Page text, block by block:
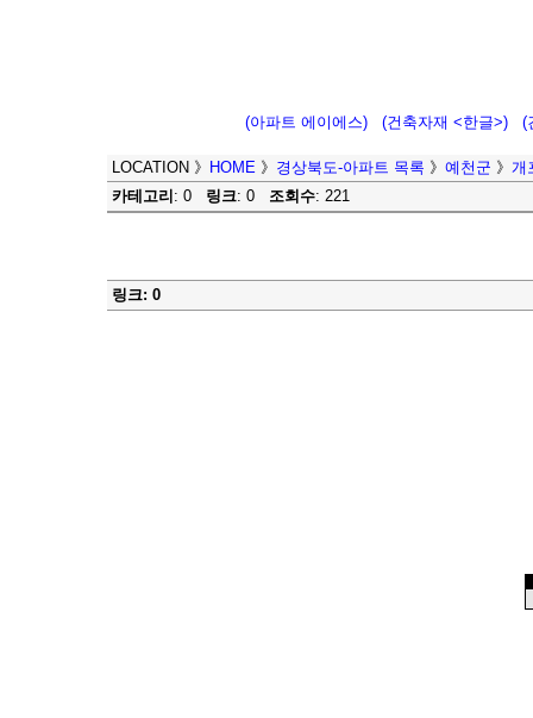
(아파트 에이에스) (건축자재 <한글>) (
LOCATION 》 HOME 》 경상북도-아파트 목록 》 예천군 》 개
카테고리 : 0 링크: 0 조회수: 221
링크: 0